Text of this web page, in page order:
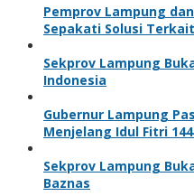
Pemprov Lampung
Sepakati Solusi Terkait
Sekprov Lampung
Indonesia
Gubernur Lampung
Menjelang Idul Fitri
Sekprov Lampung
Baznas